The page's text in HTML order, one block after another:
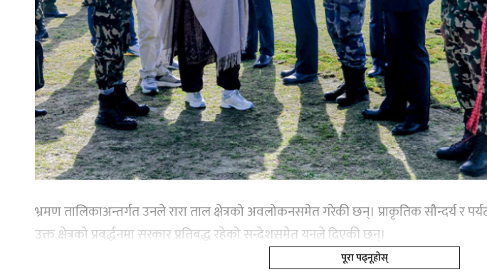
भ्रमण तालिकाअन्तर्गत उनले रारा ताल क्षेत्रको अवलोकनसमेत गरेकी छन्। प्राकृतिक सौन्दर्य र
उक्त क्षेत्रको प्रवर्द्धनमा सरकार प्रतिबद्ध रहेको सन्देशसमेत यनले दिएकी छन्।
पूरा पढ्नूहोस्